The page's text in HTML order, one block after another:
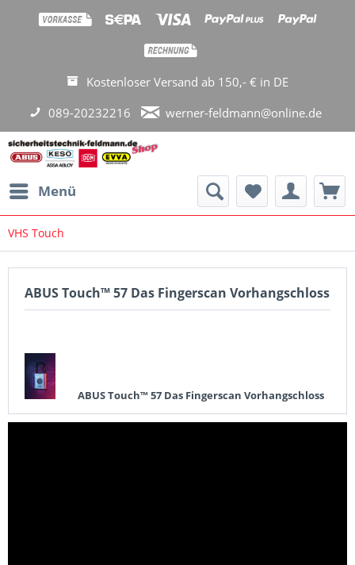
Kostenloser Versand ab 150,- € in DE
089-20232216
werner-feldmann@online.de
Menü
VHS Touch
ABUS Touch™ 57 Das Fingerscan Vorhangschloss
ABUS Touch™ 57 Das Fingerscan Vorhangschloss